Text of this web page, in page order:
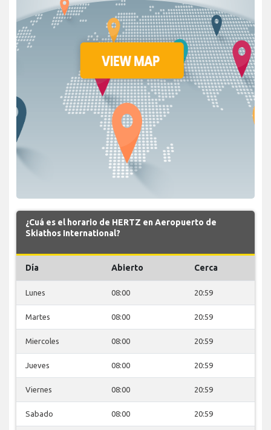
¿Cuá es el horario de HERTZ en Aeropuerto de
Skiathos International?
Día Abierto Cerca
Lunes 08:00 20:59
Martes 08:00 20:59
Miercoles 08:00 20:59
Jueves 08:00 20:59
Viernes 08:00 20:59
Sabado 08:00 20:59